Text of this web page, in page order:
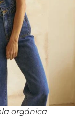
orgánica